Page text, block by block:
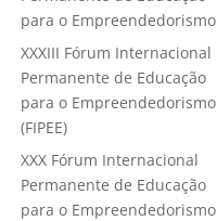
para o Empreendedorismo
XXXIII Fórum Internacional
Permanente de Educação
para o Empreendedorismo
(FIPEE)
XXX Fórum Internacional
Permanente de Educação
para o Empreendedorismo